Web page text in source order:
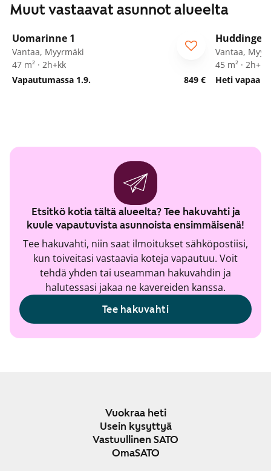
Muut vastaavat asunnot alueelta
Uomarinne 1
Vantaa, Myyrmäki
47 m² · 2h+kk
Vapautumassa 1.9.
849 €
ARA
Vantaa,
45 m² · 2h+kk
Heti vapaa
Etsitkö kotia tältä alueelta? Tee hakuvahti ja
kuule vapautuvista asunnoista ensimmäisenä!
Tee hakuvahti, niin saat ilmoitukset sähköpostiisi,
kun toiveitasi vastaavia koteja vapautuu. Voit
tehdä yhden tai useamman hakuvahdin ja
halutessasi jakaa ne kavereiden kanssa.
Tee hakuvahti
Vuokraa heti
Usein kysyttyä
Vastuullinen SATO
OmaSATO